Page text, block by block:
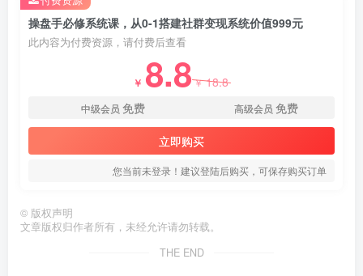
操盘手必修系统课，从0-1搭建社群变现系统价值999元
此内容为付费资源，请付费后查看
￥ 8.8￥18.8
中级会员 免费 高级会员 免费
立即购买
您当前未登录！建议登陆后购买，可保存购买订单
© 版权声明
文章版权归作者所有，未经允许请勿转载。
THE END